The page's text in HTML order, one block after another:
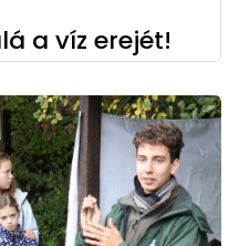
a víz erejét!